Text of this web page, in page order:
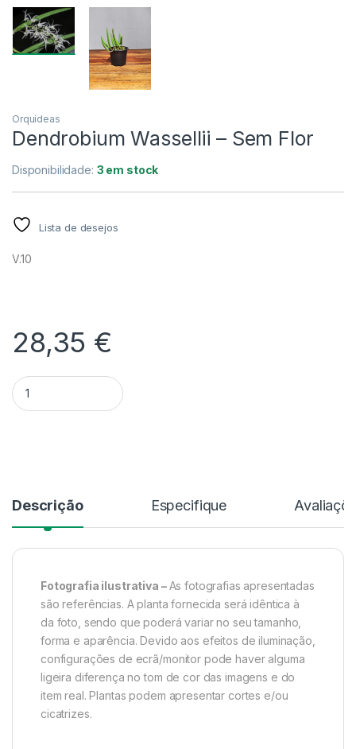
Orquídeas
Dendrobium Wassellii – Sem Flor
Disponibilidade: 3 em stock
Lista de desejos
V.10
28,35 €
Quantidade Dendrobium Wassellii - Sem Flor
Descrição Especifique
Fotografia ilustrativa –As fotografias apresentadas
são referências. A planta fornecida será idêntica à
da foto, sendo que poderá variar no seu tamanho,
forma e aparência. Devido aos efeitos de iluminação,
configurações de ecrã/monitor pode haver alguma
ligeira diferença no tom de cor das imagens e do
item real. Plantas podem apresentar cortes e/ou
cicatrizes.